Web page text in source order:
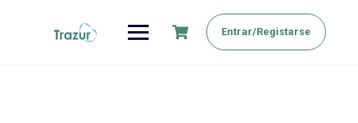
Entrar/Registarse